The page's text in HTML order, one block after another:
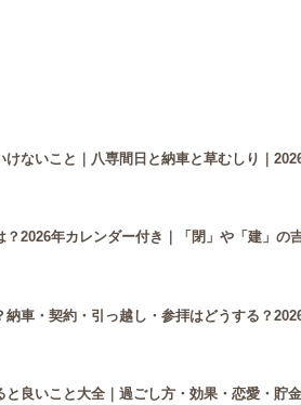
けないこと｜八専間日と納車と草むしり｜
？2026年カレンダー付き｜「閉」や「建」の
納車・契約・引っ越し・参拝はどうする？
と良いこと大全｜過ごし方・効果・恋愛・貯